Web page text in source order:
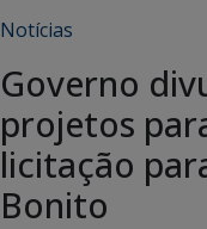
Notícias
Governo
projetos
licitação
Bonito